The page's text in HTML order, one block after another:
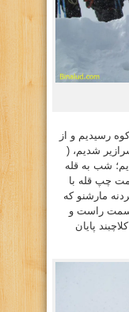
پسنده کوه رسیدیم و از
شدیم، (
شب به قله
چپ قله با
گردنه مارشنو که
راست و
پایان